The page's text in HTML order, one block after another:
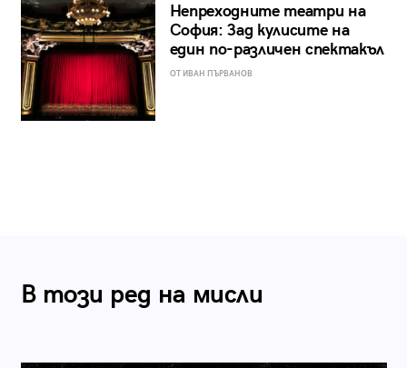
Непреходните театри на
София: Зад кулисите на
един по-различен спектакъл
ОТ ИВАН ПЪРВАНОВ
В този ред на мисли